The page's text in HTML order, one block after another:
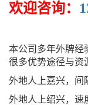
欢迎咨询：
本公司多年外牌经
很多优势途径与资
外地人上嘉兴，间
外地人上绍兴，速